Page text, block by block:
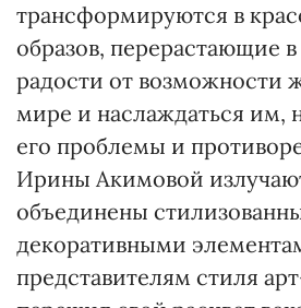
трансформируются в
образов, перерастающие
радости от возможности
мире и наслаждаться им,
его проблемы и
Ирины Акимовой
объединены
декоративными
представителям стиля